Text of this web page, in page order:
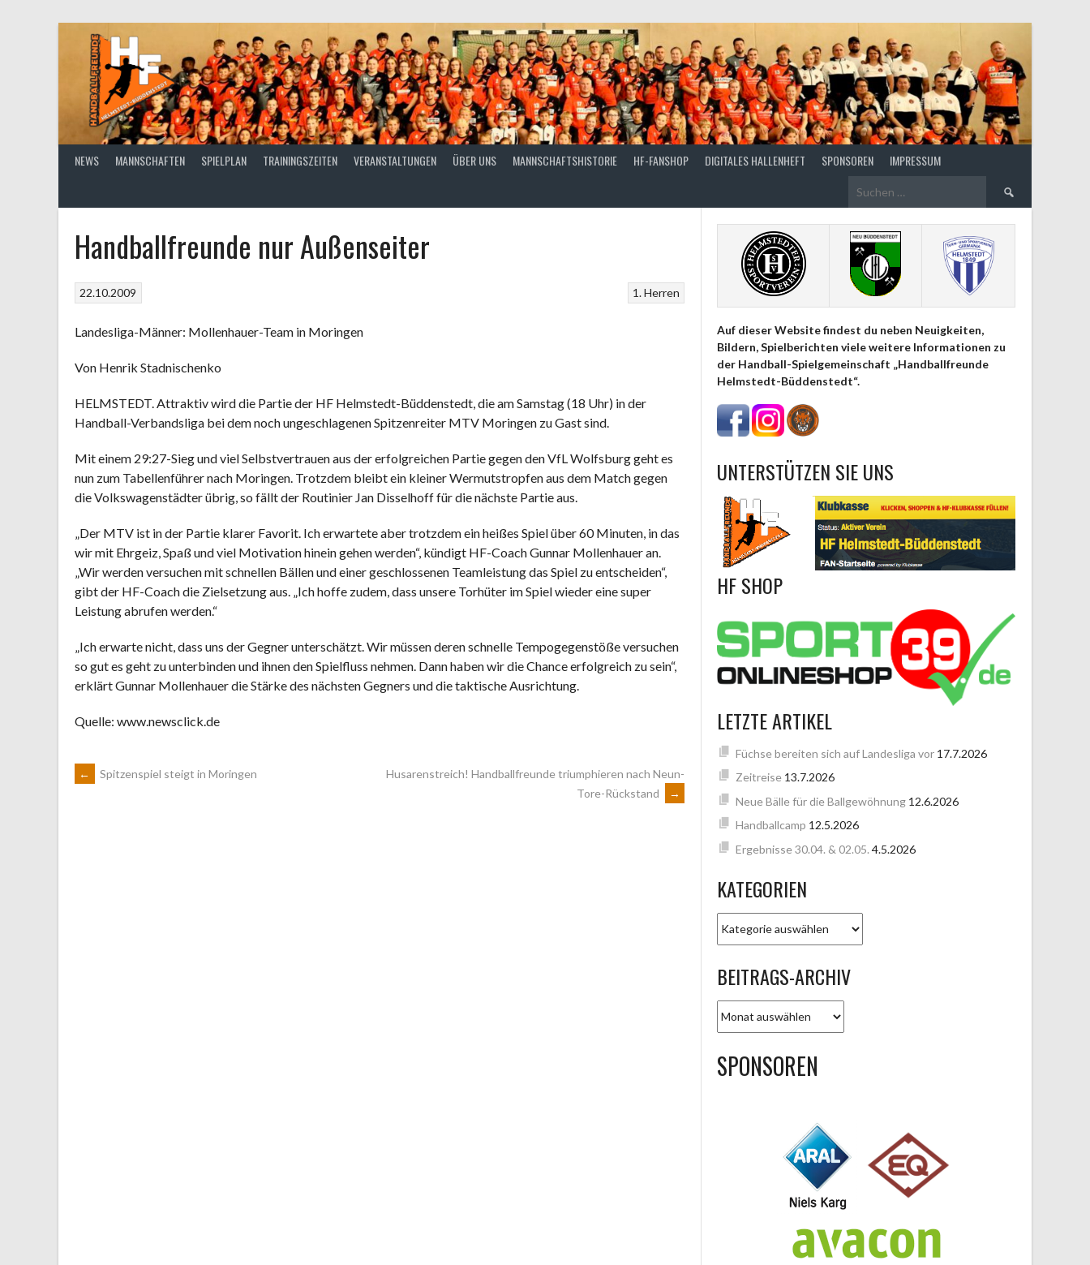
NEWS MANNSCHAFTEN SPIELPLAN TRAININGSZEITEN VERANSTALTUNGEN ÜBER UNS MANNSCHAFTSHISTORIE HF-FANSHOP DIGITALES HALLENHEFT SPONSOREN IMPRESSUM
Suchen
Handballfreunde nur Außenseiter
1. Herren
22.10.2009
Landesliga-Männer: Mollenhauer-Team in Moringen
Von Henrik Stadnischenko
HELMSTEDT. Attraktiv wird die Partie der HF Helmstedt-Büddenstedt, die am Samstag (18 Uhr) in der
Handball-Verbandsliga bei dem noch ungeschlagenen Spitzenreiter MTV Moringen zu Gast sind.
Mit einem 29:27-Sieg und viel Selbstvertrauen aus der erfolgreichen Partie gegen den VfL Wolfsburg geht es
nun zum Tabellenführer nach Moringen. Trotzdem bleibt ein kleiner Wermutstropfen aus dem Match gegen
die Volkswagenstädter übrig, so fällt der Routinier Jan Disselhoff für die nächste Partie aus.
„Der MTV ist in der Partie klarer Favorit. Ich erwartete aber trotzdem ein heißes Spiel über 60 Minuten, in das
wir mit Ehrgeiz, Spaß und viel Motivation hinein gehen werden“, kündigt HF-Coach Gunnar Mollenhauer an.
„Wir werden versuchen mit schnellen Bällen und einer geschlossenen Teamleistung das Spiel zu entscheiden“,
gibt der HF-Coach die Zielsetzung aus. „Ich hoffe zudem, dass unsere Torhüter im Spiel wieder eine super
Leistung abrufen werden.“
„Ich erwarte nicht, dass uns der Gegner unterschätzt. Wir müssen deren schnelle Tempogegenstöße versuchen
so gut es geht zu unterbinden und ihnen den Spielfluss nehmen. Dann haben wir die Chance erfolgreich zu sein“,
erklärt Gunnar Mollenhauer die Stärke des nächsten Gegners und die taktische Ausrichtung.
Quelle: www.newsclick.de
ARTIKEL-
← Spitzenspiel steigt in Moringen
Husarenstreich! Handballfreunde triumphieren nach Neun-
Tore-Rückstand
→
Auf dieser Website findest du neben Neuigkeiten,
Bildern, Spielberichten viele weitere Informationen zu
der Handball-Spielgemeinschaft „Handballfreunde
Helmstedt-Büddenstedt“.
UNTERSTÜTZEN SIE UNS
HF SHOP
LETZTE ARTIKEL
Füchse bereiten sich auf Landesliga vor 17.7.2026
Zeitreise 13.7.2026
Neue Bälle für die Ballgewöhnung 12.6.2026
Handballcamp 12.5.2026
Ergebnisse 30.04. & 02.05. 4.5.2026
KATEGORIEN
BEITRAGS-ARCHIV
ARCHIV
SPONSOREN